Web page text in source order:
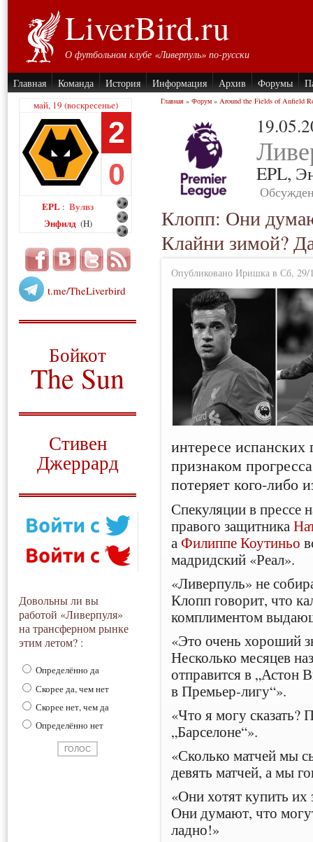
LiverBird.ru
О футбольном клубе «Ливерпуль» по-русски
Главная Команда История Информация Архив Форумы
май, 19 (воскресенье)
2
0
EPL : Вулвз
Энфилд (H)
t.me/TheLiverbird
Бойкот
The Sun
Стивен
Джеррард
Довольны ли вы
работой «Ливерпуля»
на трансферном рынке
этим летом? :
Определённо да
Скорее да, чем нет
Скорее нет, чем да
Определённо нет
Главная » Форум » Around the Fields of Anfield
EPL,
Клопп: Они
Клайни зимой?
Опубликовано Иришка в Сб, 29/
интересе испанских
признаком
потеряет кого-либо
Спекуляции в прессе
правого защитника
аФилиппе Коутиньо
мадридский «Реал».
«Ливерпуль» не
Клопп говорит, что
комплиментом
«Это очень хороший
Несколько месяцев
отправится в „Астон
в Премьер-лигу“».
«Что я могу сказать?
„Барселоне“».
«Сколько матчей мы
девять матчей, а мы
«Они хотят купить
Они думают, что
ладно!»